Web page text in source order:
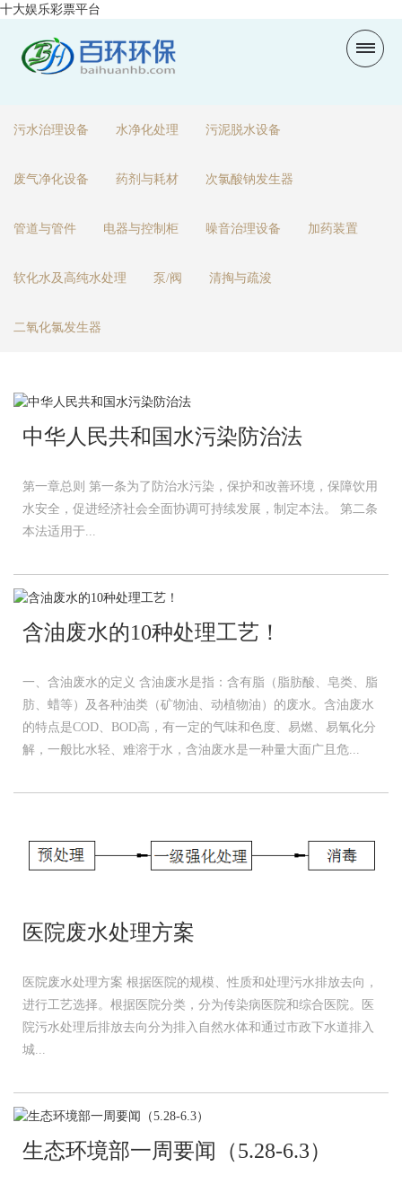
十大娱乐彩票平台
污水治理设备 水净化处理 污泥脱水设备
废气净化设备 药剂与耗材 次氯酸钠发生器
管道与管件 电器与控制柜 噪音治理设备 加药装置
软化水及高纯水处理 泵/阀 清掏与疏浚
二氧化氯发生器
中华人民共和国水污染防治法
第一章总则 第一条为了防治水污染，保护和改善环境，保障饮用
水安全，促进经济社会全面协调可持续发展，制定本法。 第二条
本法适用于...
含油废水的10种处理工艺！
一、含油废水的定义 含油废水是指：含有脂（脂肪酸、皂类、脂
肪、蜡等）及各种油类（矿物油、动植物油）的废水。含油废水
的特点是COD、BOD高，有一定的气味和色度、易燃、易氧化分
解，一般比水轻、难溶于水，含油废水是一种量大面广且危...
医院废水处理方案
医院废水处理方案 根据医院的规模、性质和处理污水排放去向，
进行工艺选择。根据医院分类，分为传染病医院和综合医院。医
院污水处理后排放去向分为排入自然水体和通过市政下水道排入
城...
生态环境部一周要闻（5.28-6.3）